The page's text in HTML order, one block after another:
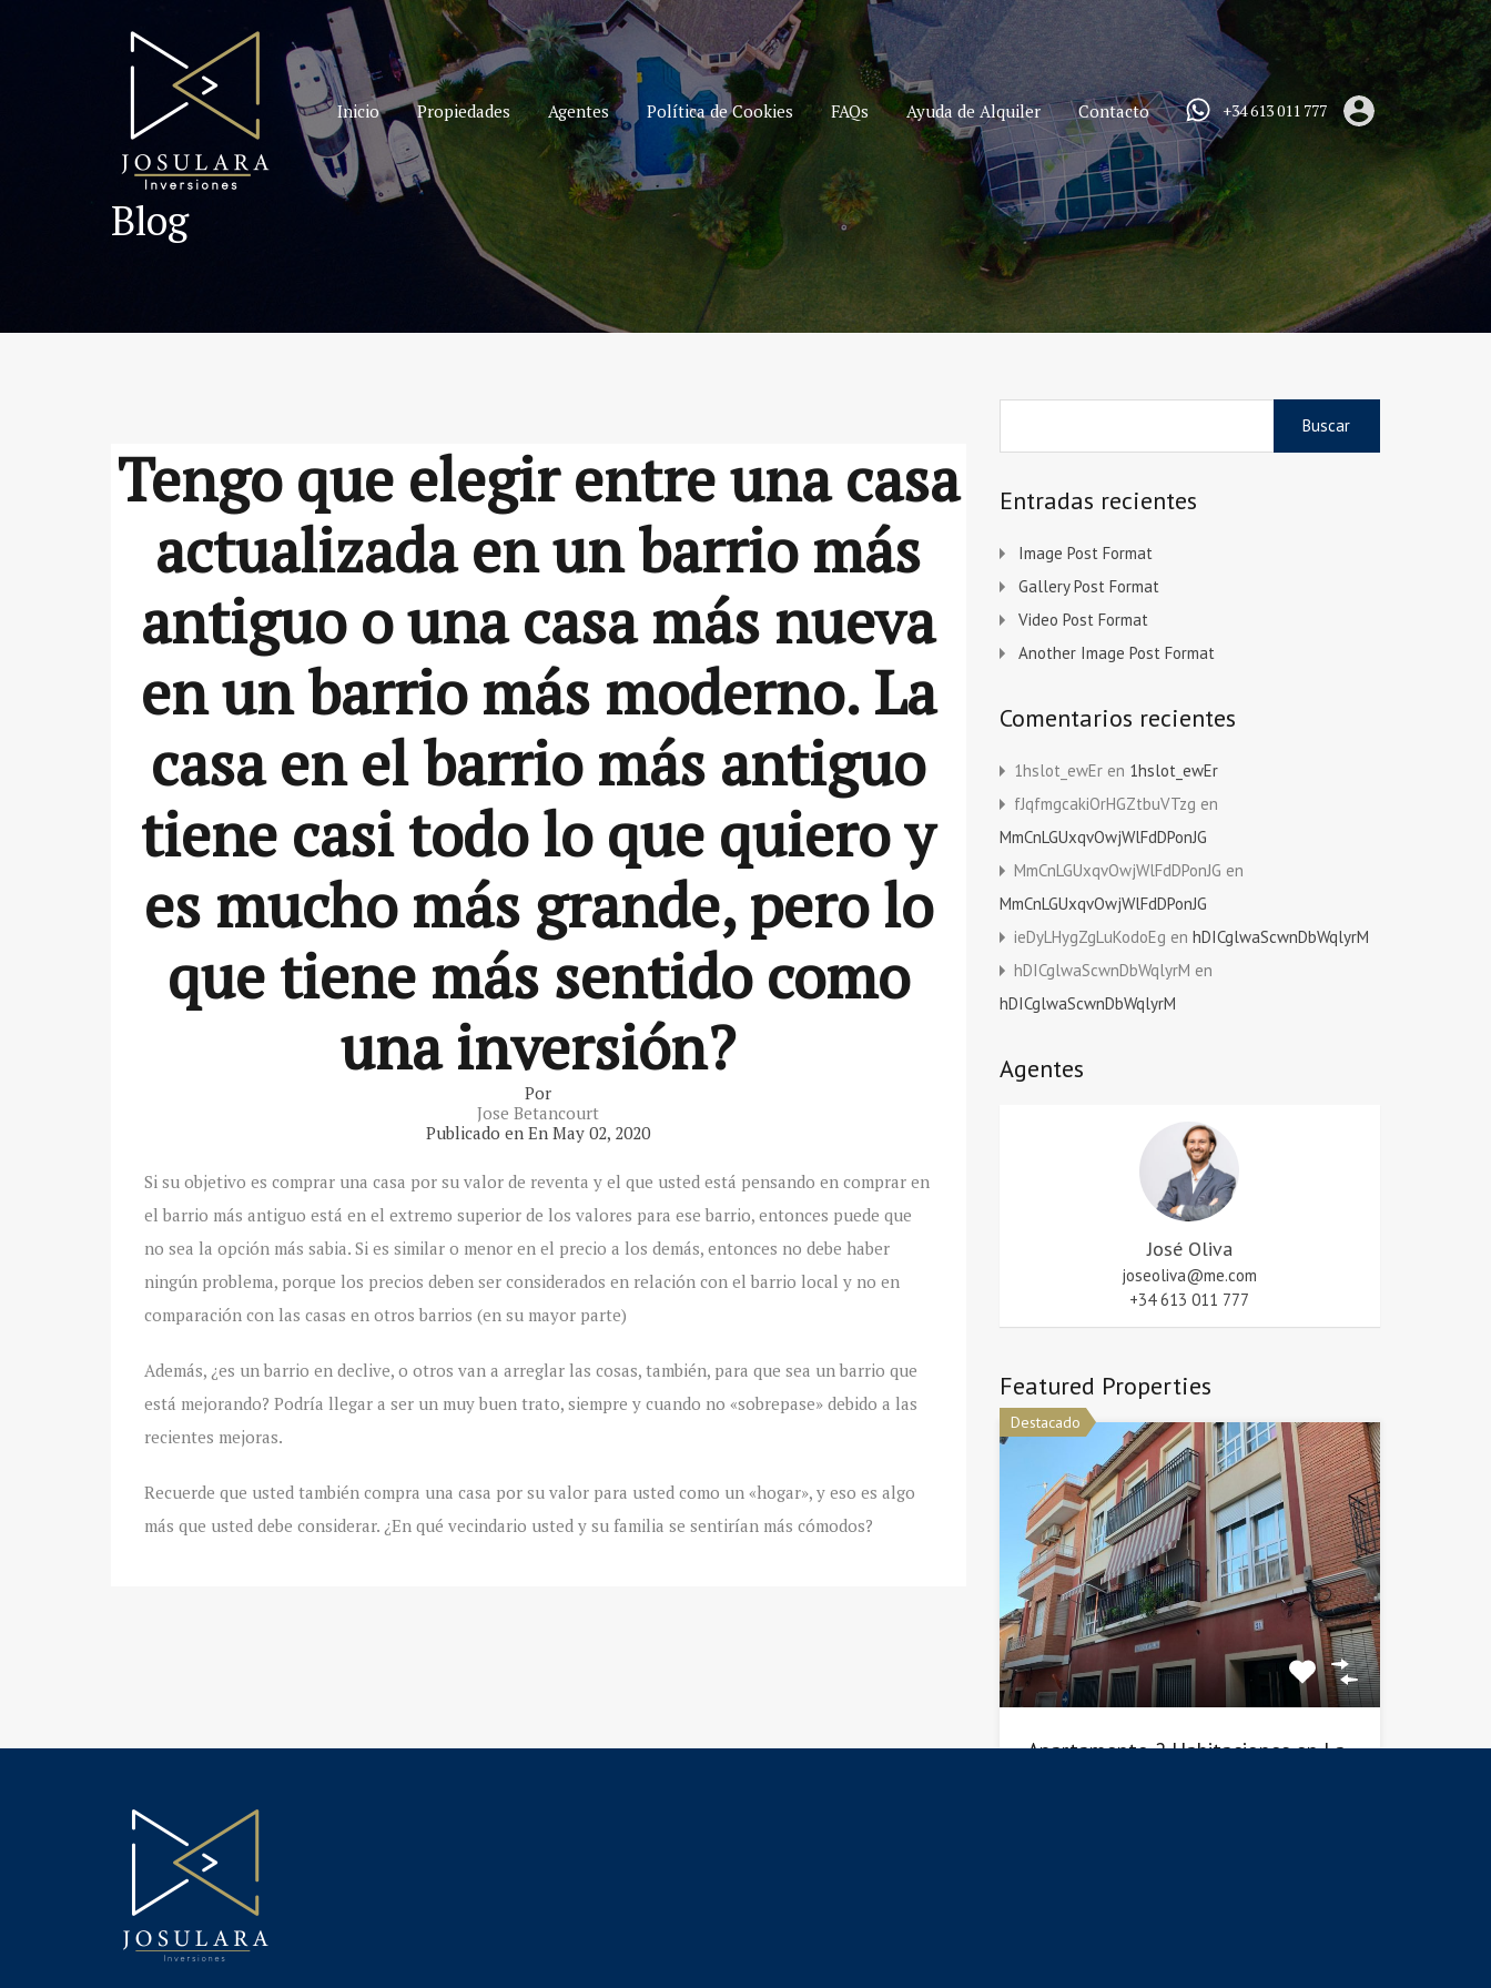
Inicio Propiedades Agentes Política de Cookies FAQs Ayuda de Alquiler Contacto +34 613 011 777
Blog
Tengo que elegir entre una casa
actualizada en un barrio más
antiguo o una casa más nueva
en un barrio más moderno. La
casa en el barrio más antiguo
tiene casi todo lo que quiero y
es mucho más grande, pero lo
que tiene más sentido como
una inversión?
Por
Jose Betancourt
Publicado en EnMay 02, 2020
Si su objetivo es comprar una casa por su valor de reventa y el que usted está pensando en comprar en
el barrio más antiguo está en el extremo superior de los valores para ese barrio, entonces puede que
no sea la opción más sabia. Si es similar o menor en el precio a los demás, entonces no debe haber
ningún problema, porque los precios deben ser considerados en relación con el barrio local y no en
comparación con las casas en otros barrios (en su mayor parte)
Además, ¿es un barrio en declive, o otros van a arreglar las cosas, también, para que sea un barrio que
está mejorando? Podría llegar a ser un muy buen trato, siempre y cuando no «sobrepase» debido a las
recientes mejoras.
Recuerde que usted también compra una casa por su valor para usted como un «hogar», y eso es algo
más que usted debe considerar. ¿En qué vecindario usted y su familia se sentirían más cómodos?
Buscar:
Entradas recientes
Image Post Format
Gallery Post Format
Video Post Format
Another Image Post Format
Comentarios recientes
1hslot_ewEren 1hslot_ewEr
fJqfmgcakiOrHGZtbuVTzg en
MmCnLGUxqvOwjWlFdDPonJG
MmCnLGUxqvOwjWlFdDPonJG en
MmCnLGUxqvOwjWlFdDPonJG
ieDyLHygZgLuKodoEg en hDICglwaScwnDbWqlyrM
hDICglwaScwnDbWqlyrM en
hDICglwaScwnDbWqlyrM
Agentes
José Oliva
joseoliva@me.com
+34 613 011 777
Featured Properties
Destacado
Apartamento 2 Habitaciones en La